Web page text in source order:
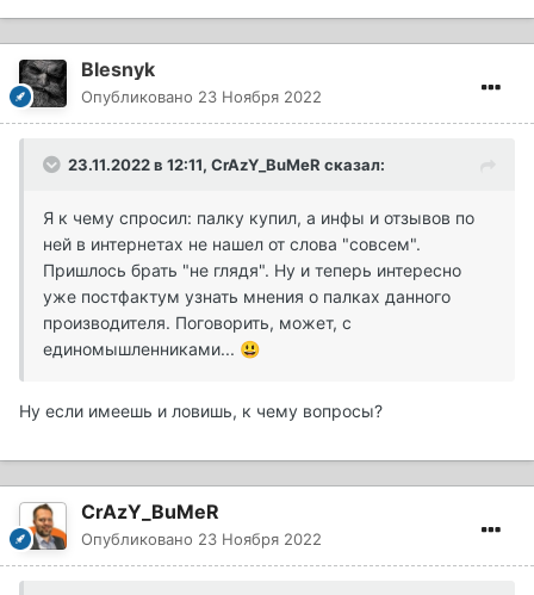
Blesnyk
Опубликовано 23 Ноября 2022
23.11.2022 в 12:11, CrAzY_BuMeR сказал:
Я к чему спросил: палку купил, а инфы и отзывов по
ней в интернетах не нашел от слова "совсем".
Пришлось брать "не глядя". Ну и теперь интересно
уже постфактум узнать мнения о палках данного
производителя. Поговорить, может, с
единомышленниками... 😃
Ну если имеешь и ловишь, к чему вопросы?
CrAzY_BuMeR
Опубликовано 23 Ноября 2022